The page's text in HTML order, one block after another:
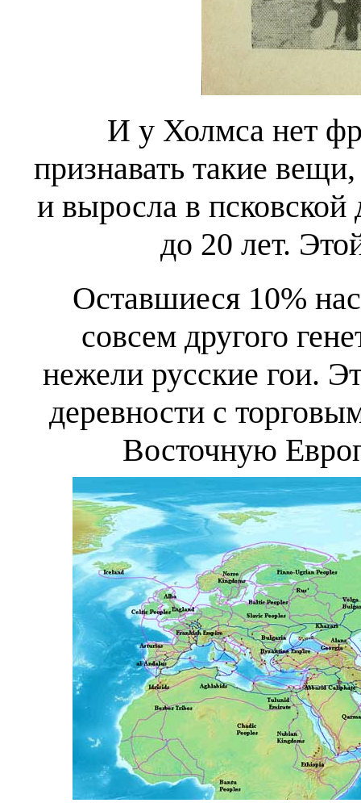
И у Холмса нет
признавать такие
и выросла в
до 20 лет.
Оставшиеся 10%
совсем другого
нежели русские гои.
деревности с
Восточную